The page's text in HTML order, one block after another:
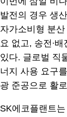
발전의 경우 생
자가소비형 분
요 없고, 송전∙
있다. 글로벌 직
너지 사용 요구
광 준공으로 활
SK에코플랜트